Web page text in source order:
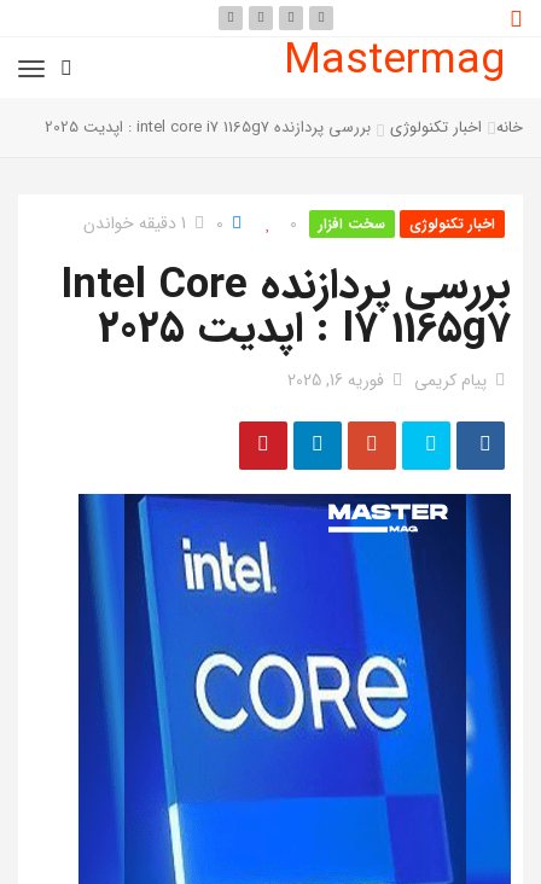
Mastermag
خانه اخبار تکنولوژی بررسی پردازنده intel core i7 1165g7 : اپدیت 2025
اخبار تکنولوژی سخت افزار 0
0 1 دقیقه خواندن
بررسی پردازنده Intel Core
I7 1165g7 : اپدیت 2025
پیام کریمی فوریه 16, 2025